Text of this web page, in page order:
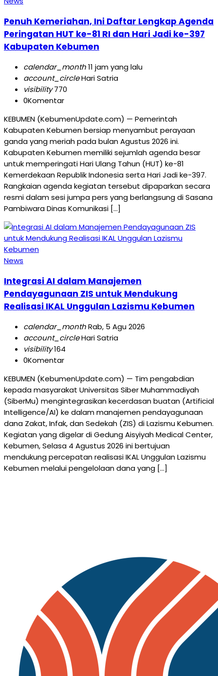
Penuh Kemeriahan, Ini Daftar Lengkap Agenda
Peringatan HUT ke-81 RI dan Hari Jadi ke-397
Kabupaten Kebumen
calendar_month11 jam yang lalu
account_circleHari Satria
visibility770
0Komentar
KEBUMEN (KebumenUpdate.com) — Pemerintah
Kabupaten Kebumen bersiap menyambut perayaan
ganda yang meriah pada bulan Agustus 2026 ini.
Kabupaten Kebumen memiliki sejumlah agenda besar
untuk memperingati Hari Ulang Tahun (HUT) ke-81
Kemerdekaan Republik Indonesia serta Hari Jadi ke-397.
Rangkaian agenda kegiatan tersebut dipaparkan secara
resmi dalam sesi jumpa pers yang berlangsung di Sasana
Pambiwara Dinas Komunikasi […]
News
Integrasi AI dalam Manajemen
Pendayagunaan ZIS untuk Mendukung
Realisasi IKAL Unggulan Lazismu Kebumen
calendar_monthRab, 5 Agu 2026
account_circleHari Satria
visibility164
0Komentar
KEBUMEN (KebumenUpdate.com) — Tim pengabdian
kepada masyarakat Universitas Siber Muhammadiyah
(SiberMu) mengintegrasikan kecerdasan buatan (Artificial
Intelligence/AI) ke dalam manajemen pendayagunaan
dana Zakat, Infak, dan Sedekah (ZIS) di Lazismu Kebumen.
Kegiatan yang digelar di Gedung Aisyiyah Medical Center,
Kebumen, Selasa 4 Agustus 2026 ini bertujuan
mendukung percepatan realisasi IKAL Unggulan Lazismu
Kebumen melalui pengelolaan dana yang […]